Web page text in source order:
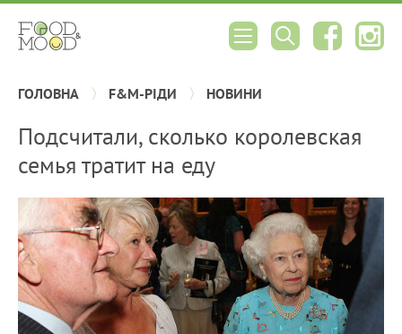
ГОЛОВНА F&M-РІДИ НОВИНИ
Подсчитали, сколько королевская
семья тратит на еду